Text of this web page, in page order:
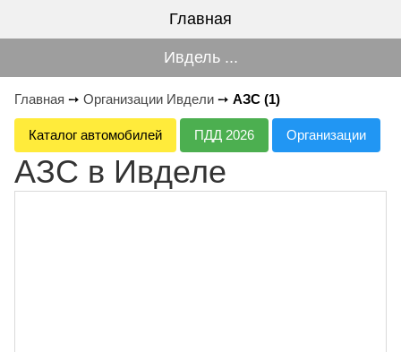
Главная
Ивдель ...
Главная ➙ Организации Ивдели ➙ АЗС (1)
Каталог автомобилей ПДД 2026 Организации
АЗС в Ивделе